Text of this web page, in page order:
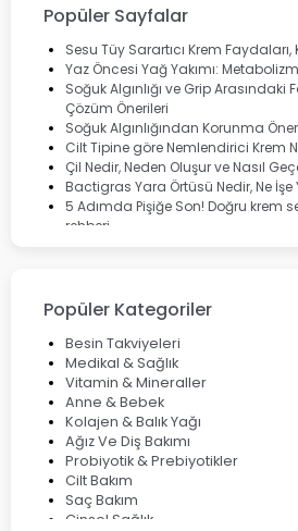
Lansinoh
Cebrolux
Dermoskin
Marvis
Rcfarma
Popüler Sayfalar
Sesu Tüy Sarartıcı Krem Faydaları,
Yaz Öncesi Yağ Yakımı:
Soğuk Algınlığı ve Grip
Çözüm Önerileri
Soğuk Algınlığından Korunma
Cilt Tipine göre Nemlendirici Krem
Çil Nedir, Neden Oluşur ve Nasıl
Bactigras Yara Örtüsü Nedir, Ne İşe
5 Adımda Pişiğe Son! Doğru krem
rehberi
Çözüm Yolları
Bocavirüs Enfeksiyonu Hakkında
Deep Flex Topraklama Matı
Mumiyo Nedir? Faydaları ve
Popüler Kategoriler
Besin Takviyeleri
Medikal & Sağlık
Vitamin & Mineraller
Anne & Bebek
Kolajen & Balık Yağı
Ağız Ve Diş Bakımı
Probiyotik & Prebiyotikler
Cilt Bakım
Saç Bakım
Cinsel Sağlık